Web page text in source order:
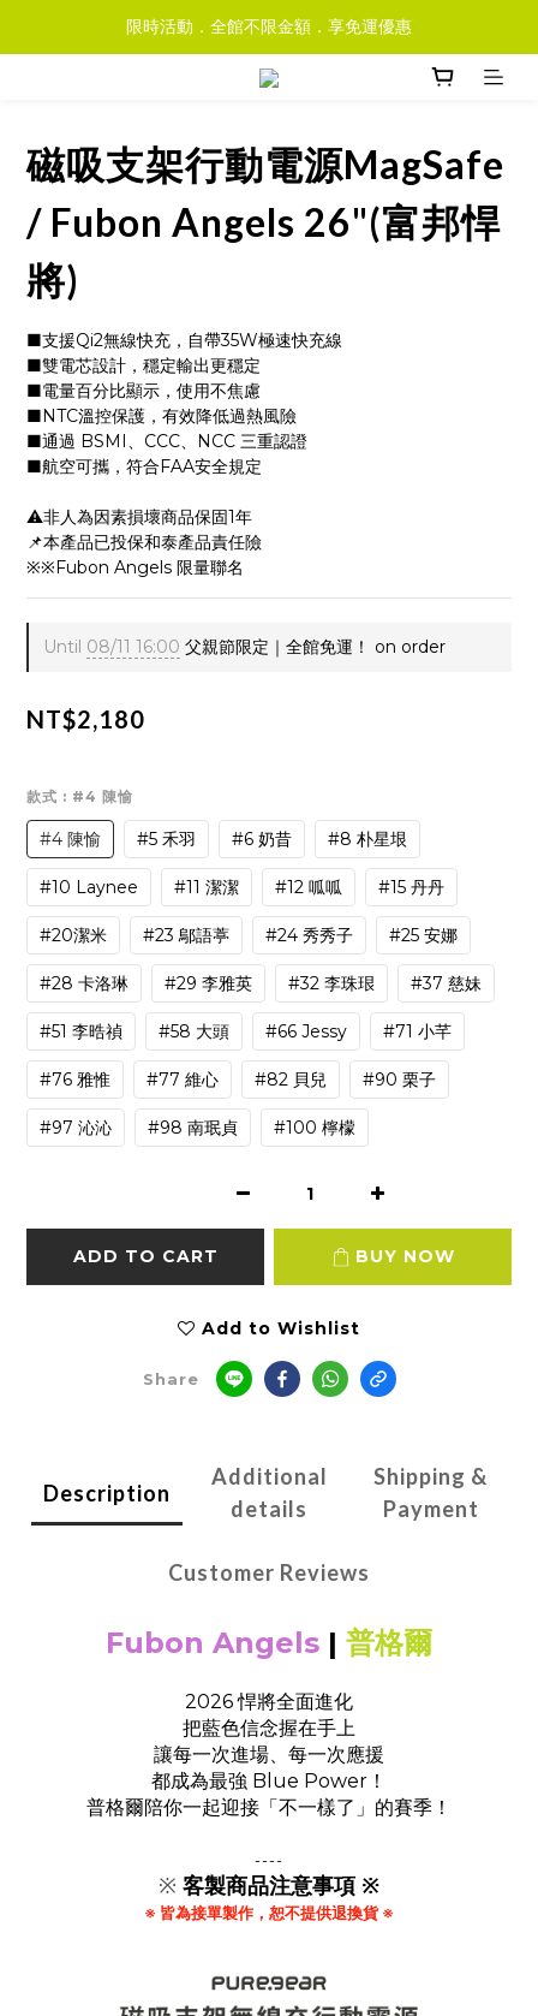
限時活動．全館不限金額．享免運優惠
磁吸支架行動電源MagSafe
/ Fubon Angels 26"(富邦悍
將)
■支援Qi2無線快充，自帶35W極速快充線
■雙電芯設計，穩定輸出更穩定
■電量百分比顯示，使用不焦慮
■NTC溫控保護，有效降低過熱風險
■通過 BSMI、CCC、NCC 三重認證
■航空可攜，符合FAA安全規定
⚠️非人為因素損壞商品保固1年
📌本產品已投保和泰產品責任險
※※Fubon Angels 限量聯名
Until 08/11 16:00 父親節限定｜全館免運！ on order
NT$2,180
款式 : #4 陳愉
#4 陳愉 #5 禾羽 #6 奶昔 #8 朴星垠
#10 Laynee #11 潔潔 #12 呱呱 #15 丹丹
#20潔米 #23 鄔語葶 #24 秀秀子 #25 安娜
#28 卡洛琳 #29 李雅英 #32 李珠珢 #37 慈妹
#51 李晧禎 #58 大頭 #66 Jessy #71 小芊
#76 雅惟 #77 維心 #82 貝兒 #90 栗子
#97 沁沁 #98 南珉貞 #100 檸檬
ADD TO CART BUY NOW
Add to Wishlist
Share
Description
Additional
details
Shipping &
Payment
Customer Reviews
Fubon Angels | 普格爾
2026 悍將全面進化
把藍色信念握在手上
讓每一次進場、每一次應援
都成為最強 Blue Power！
普格爾陪你一起迎接「不一樣了」的賽季！
----
※ 客製商品注意事項 ※
※ 皆為接單製作，恕不提供退換貨 ※